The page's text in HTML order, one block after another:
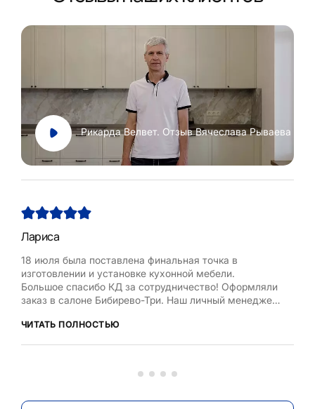
Рикарда Велвет. Отзыв Вячеслава Рываева
Лариса
18 июля была поставлена финальная точка в
изготовлении и установке кухонной мебели.
Большое спасибо КД за сотрудничество! Оформляли
заказ в салоне Бибирево-Три. Наш личный менеджер
оптимальный проект, исходя из маленькой площади
ЧИТАТЬ ПОЛНОСТЬЮ